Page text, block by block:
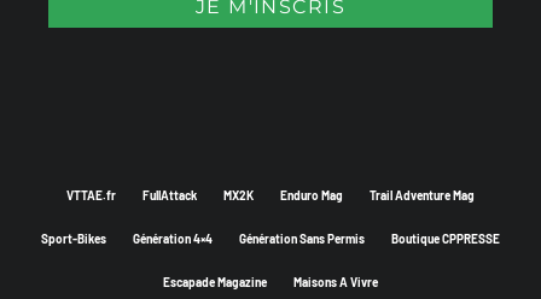
VTTAE.fr FullAttack MX2K Enduro Mag Trail Adventure Mag
Sport-Bikes Génération 4×4 Génération Sans Permis Boutique CPPRESSE
Escapade Magazine Maisons A Vivre